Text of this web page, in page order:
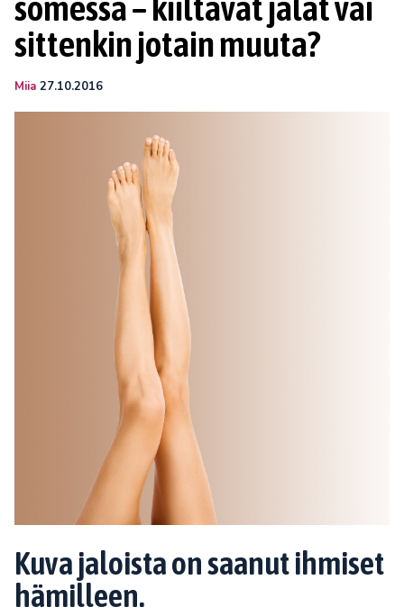
sittenkin jotain muuta?
Miia 27.10.2016
Kuva jaloista on saanut ihmiset
hämilleen.